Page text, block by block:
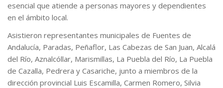
esencial que atiende a personas mayores y dependientes
en el ámbito local.
Asistieron representantes municipales de Fuentes de
Andalucía, Paradas, Peñaflor, Las Cabezas de San Juan, Alcalá
del Río, Aznalcóllar, Marismillas, La Puebla del Río, La Puebla
de Cazalla, Pedrera y Casariche, junto a miembros de la
dirección provincial Luis Escamilla, Carmen Romero, Silvia